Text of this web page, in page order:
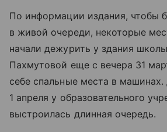
По информации издания, чтобы
в живой очереди, некоторые
начали дежурить у здания
Пахмутовой еще с вечера 31
себе спальные места в
1 апреля у образовательного
выстроилась длинная очередь.